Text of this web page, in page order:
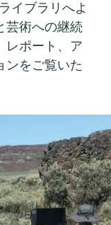
イブラリへよ
芸術への継続
レポート、ア
ンをご覧いた